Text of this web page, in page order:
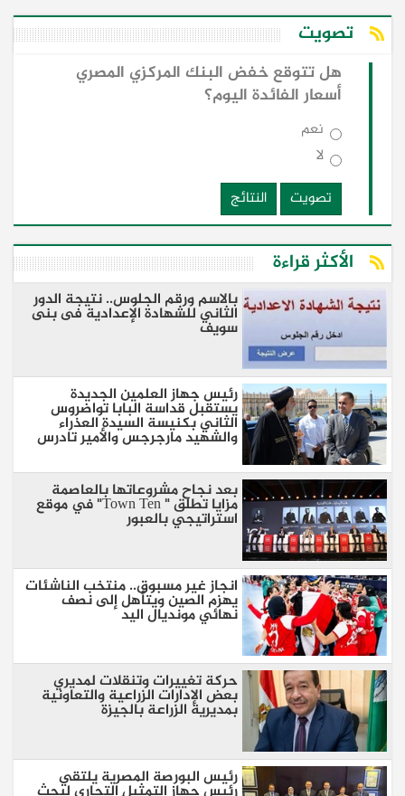
تصويت
هل تتوقع خفض البنك المركزي المصري
أسعار الفائدة اليوم؟
نعم
لا
تصويت
النتائج
الأكثر قراءة
بالاسم ورقم الجلوس.. نتيجة الدور
الثاني للشهادة الإعدادية فى بنى
سويف
رئيس جهاز العلمين الجديدة
يستقبل قداسة البابا تواضروس
الثاني بكنيسة السيدة العذراء
والشهيد مارجرجس والأمير تادرس
بعد نجاح مشروعاتها بالعاصمة
مزايا تطلق " Town Ten" في موقع
استراتيجي بالعبور
انجاز غير مسبوق.. منتخب الناشئات
يهزم الصين ويتأهل إلى نصف
نهائي مونديال اليد
حركة تغييرات وتنقلات لمديري
بعض الإدارات الزراعية والتعاونية
بمديرية الزراعة بالجيزة
رئيس البورصة المصرية يلتقي